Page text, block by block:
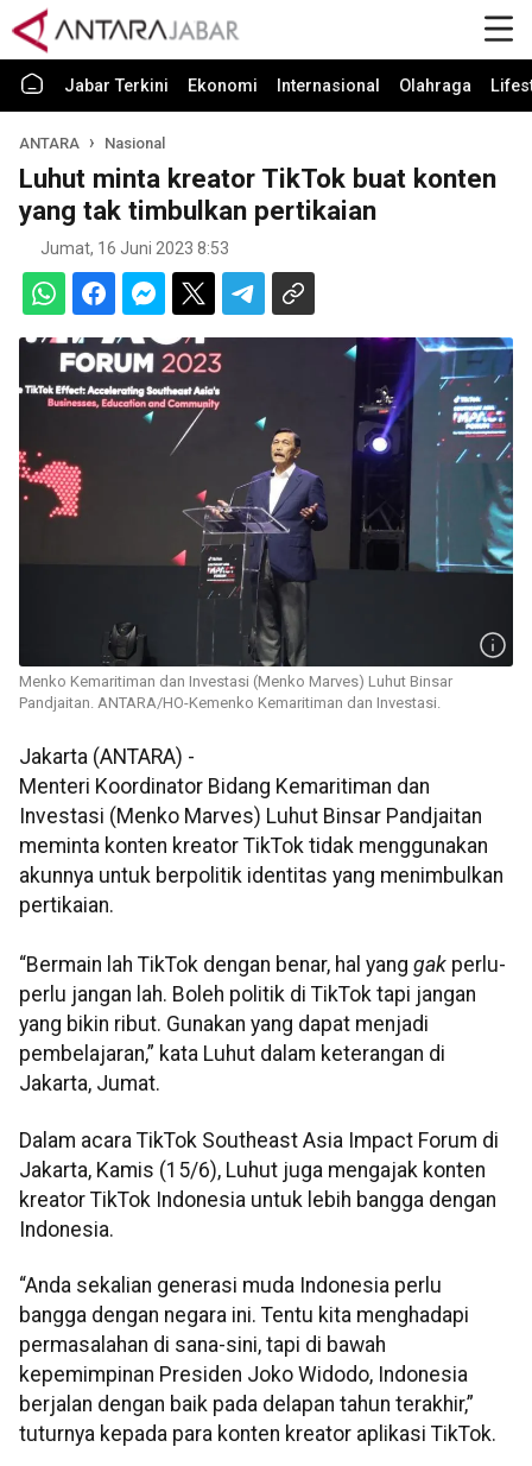
Jabar Terkini Ekonomi Internasional Olahraga
ANTARA Nasional
Luhut minta kreator TikTok buat konten
yang tak timbulkan pertikaian
Jumat, 16 Juni 2023 8:53
Menko Kemaritiman dan Investasi (Menko Marves) Luhut Binsar
Pandjaitan. ANTARA/HO-Kemenko Kemaritiman dan Investasi.
Jakarta (ANTARA) -
Menteri Koordinator Bidang Kemaritiman dan
Investasi (Menko Marves) Luhut Binsar Pandjaitan
meminta konten kreator TikTok tidak menggunakan
akunnya untuk berpolitik identitas yang menimbulkan
pertikaian.
“Bermain lah TikTok dengan benar, hal yang gak perlu-
perlu jangan lah. Boleh politik di TikTok tapi jangan
yang bikin ribut. Gunakan yang dapat menjadi
pembelajaran,” kata Luhut dalam keterangan di
Jakarta, Jumat.
Dalam acara TikTok Southeast Asia Impact Forum di
Jakarta, Kamis (15/6), Luhut juga mengajak konten
kreator TikTok Indonesia untuk lebih bangga dengan
Indonesia.
“Anda sekalian generasi muda Indonesia perlu
bangga dengan negara ini. Tentu kita menghadapi
permasalahan di sana-sini, tapi di bawah
kepemimpinan Presiden Joko Widodo, Indonesia
berjalan dengan baik pada delapan tahun terakhir,”
tuturnya kepada para konten kreator aplikasi TikTok.